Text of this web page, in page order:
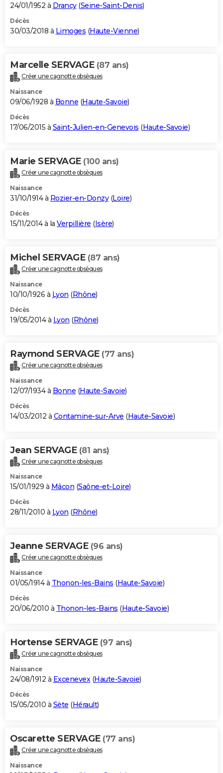
24/01/1952 à Drancy(Seine-Saint-Denis)
Décès
30/03/2018 à Limoges (Haute-Vienne)
Marcelle SERVAGE (87 ans)
Créer une cagnotte obsèques
Naissance
09/06/1928 à Bonne (Haute-Savoie)
Décès
17/06/2015 à Saint-Julien-en-Genevois (Haute-Savoie)
Marie SERVAGE (100 ans)
Créer une cagnotte obsèques
Naissance
31/10/1914 à Rozier-en-Donzy(Loire)
Décès
15/11/2014 à la Verpillière (Isère)
Michel SERVAGE (87 ans)
Créer une cagnotte obsèques
Naissance
10/10/1926 à Lyon (Rhône)
Décès
19/05/2014 à Lyon (Rhône)
Raymond SERVAGE (77 ans)
Créer une cagnotte obsèques
Naissance
12/07/1934 à Bonne (Haute-Savoie)
Décès
14/03/2012 à Contamine-sur-Arve (Haute-Savoie)
Jean SERVAGE (81 ans)
Créer une cagnotte obsèques
Naissance
15/01/1929 à Mâcon (Saône-et-Loire)
Décès
28/11/2010 à Lyon (Rhône)
Jeanne SERVAGE (96 ans)
Créer une cagnotte obsèques
Naissance
01/05/1914 à Thonon-les-Bains (Haute-Savoie)
Décès
20/06/2010 à Thonon-les-Bains (Haute-Savoie)
Hortense SERVAGE (97 ans)
Créer une cagnotte obsèques
Naissance
24/08/1912 à Excenevex(Haute-Savoie)
Décès
15/05/2010 à Sète (Hérault)
Oscarette SERVAGE (77 ans)
Créer une cagnotte obsèques
Naissance